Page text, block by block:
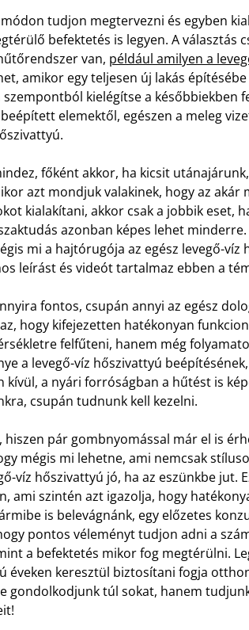
tudjon megtervezni és egyben
befektetés is legyen. A választás
van, például amilyen a
amikor egy teljesen új lakás
kielégítse a későbbiekben
elemektől, egészen a meleg
főként akkor, ha kicsit
azt mondjuk valakinek, hogy az akár
kialakítani, akkor csak a jobbik eset,
azonban képes lehet
mi a hajtórugója az egész levegő-víz
leírást és videót tartalmaz ebben a
fontos, csupán annyi az egész
hogy kifejezetten hatékonyan
felfűteni, hanem még
a levegő-víz hőszivattyú
a nyári forróságban a hűtést is
csupán tudnunk kell kezelni.
pár gombnyomással már el is
mégis mi lehetne, ami nemcsak
víz hőszivattyú jó, ha az eszünkbe jut.
ami szintén azt igazolja, hogy
is belevágnánk, egy előzetes
pontos véleményt tudjon adni a
a befektetés mikor fog megtérülni.
éveken keresztül biztosítani fogja
gondolkodjunk túl sokat, hanem